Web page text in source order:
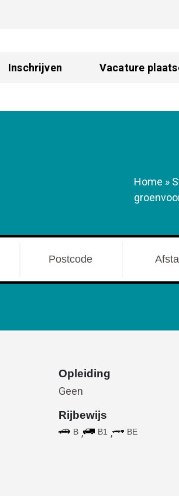
Inschrijven Vacature
Home »
Opleiding
Geen
Rijbewijs
B , B1 , BE